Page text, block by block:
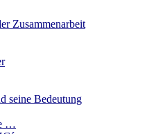
Zusammenarbeit
seine Bedeutung
…